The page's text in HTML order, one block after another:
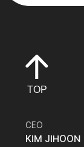
TOP
CEO
KIM JIHOON